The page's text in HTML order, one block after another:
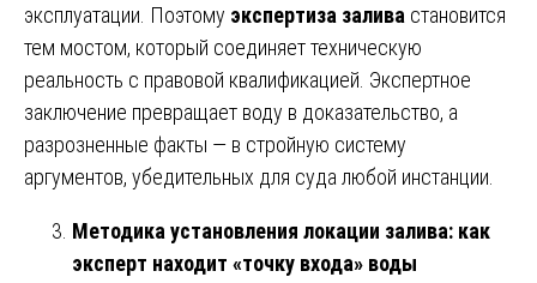
эксплуатации. Поэтому экспертиза залива становится
тем мостом, который соединяет техническую
реальность с правовой квалификацией. Экспертное
заключение превращает воду в доказательство, а
разрозненные факты — в стройную систему
аргументов, убедительных для суда любой инстанции.
Методика установления локации залива: как
эксперт находит «точку входа» воды